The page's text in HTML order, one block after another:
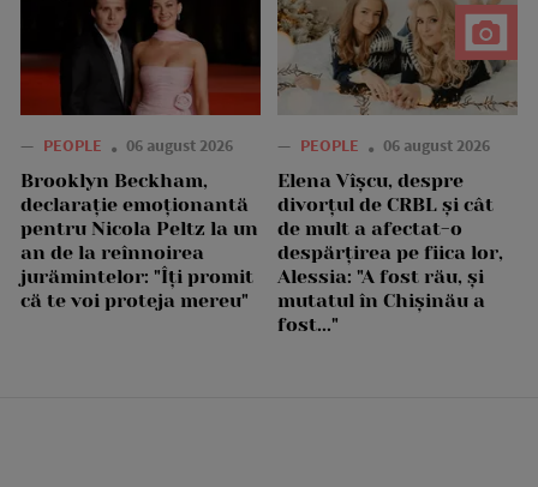
— PEOPLE 06 august 2026
Brooklyn Beckham,
declarație emoționantă
pentru Nicola Peltz la un
an de la reînnoirea
jurămintelor: "Îți promit
că te voi proteja mereu"
— PEOPLE 06 august 2026
Elena Vîșcu, despre
divorțul de CRBL și cât
de mult a afectat-o
despărțirea pe fiica lor,
Alessia: "A fost rău, și
mutatul în Chișinău a
fost..."